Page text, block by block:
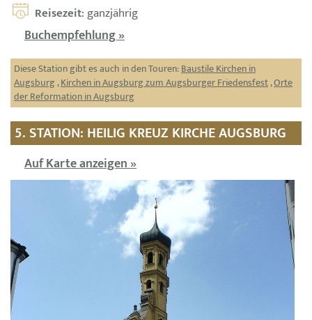
Reisezeit: ganzjährig
Buchempfehlung »
Diese Station gibt es auch in den Touren:Baustile Kirchen in
Augsburg ,Kirchen in Augsburg zum Augsburger Friedensfest,Orte
der Reformation in Augsburg
5. STATION: HEILIG KREUZ KIRCHE AUGSBURG
Auf Karte anzeigen »